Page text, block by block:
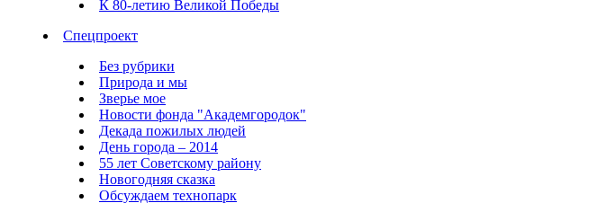
К 80-летию Великой Победы
Спецпроект
Без рубрики
Природа и мы
Зверье мое
Новости фонда "Академгородок"
Декада пожилых людей
День города – 2014
55 лет Советскому району
Новогодняя сказка
Обсуждаем технопарк